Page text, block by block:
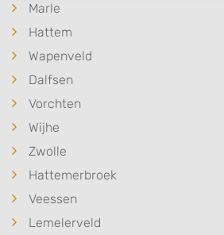
Marle
Hattem
Wapenveld
Dalfsen
Vorchten
Wijhe
Zwolle
Hattemerbroek
Veessen
Lemelerveld